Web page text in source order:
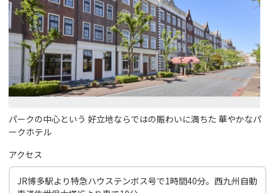
パークの中心という 好立地ならではの賑わいに満ちた 華やかなパ
ークホテル
アクセス
JR博多駅より特急ハウステンボス号で1時間40分。西九州自動